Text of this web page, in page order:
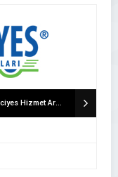
Alüminyum Tabut Cenaze Yıkama Römorku Erciyes Hizmet Araçları Cenaze Römorku